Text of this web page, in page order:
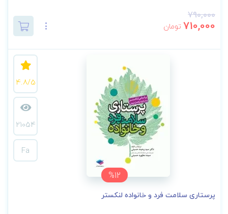
790,000
710,000 تومان
%12
4.8/5
21054
Fa
پرستاری سلامت فرد و خانواده لنکستر